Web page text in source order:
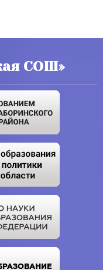
СОШ»